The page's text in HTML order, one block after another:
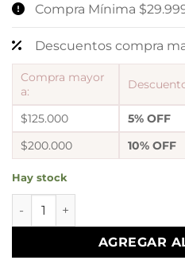
Compra Mínima
Descuentos compra
Compra mayor
a:
$125.000
5% OFF
$200.000
10% OFF
Hay stock
argollas clasicas cuadrado
AGREGAR